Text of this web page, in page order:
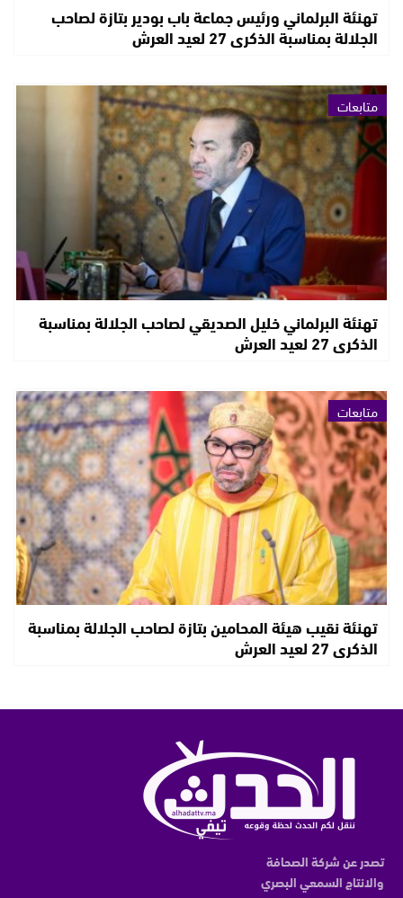
تهنئة البرلماني ورئيس جماعة باب بودير بتازة لصاحب
الجلالة بمناسبة الذكرى 27 لعيد العرش
متابعات
تهنئة البرلماني خليل الصديقي لصاحب الجلالة بمناسبة
الذكرى 27 لعيد العرش
متابعات
تهنئة نقيب هيئة المحامين بتازة لصاحب الجلالة بمناسبة
الذكرى 27 لعيد العرش
تصدر عن شركة الصحافة
والانتاج السمعي البصري